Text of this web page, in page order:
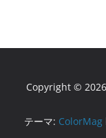
Copyright © 2026
テーマ: ColorMag